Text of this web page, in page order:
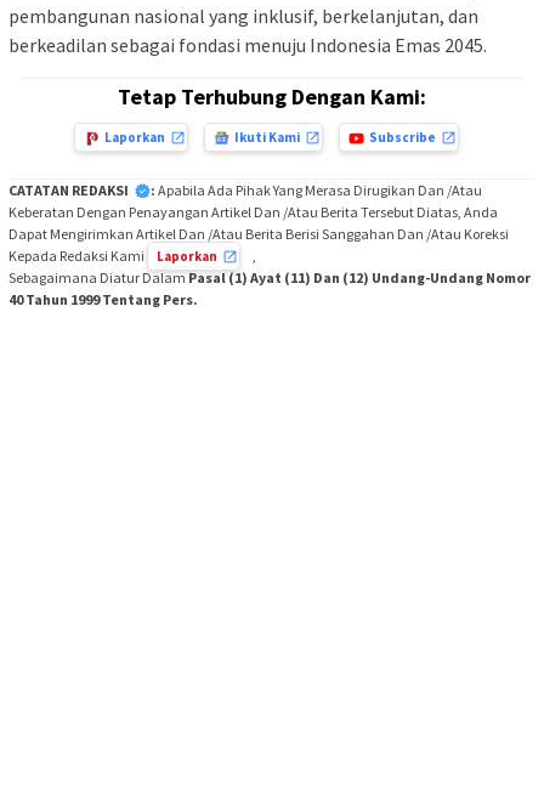
pembangunan nasional yang inklusif, berkelanjutan, dan
berkeadilan sebagai fondasi menuju Indonesia Emas 2045.
Tetap Terhubung Dengan Kami:
Laporkan Ikuti Kami Subscribe
CATATAN REDAKSI : Apabila Ada Pihak Yang Merasa Dirugikan Dan /Atau
Keberatan Dengan Penayangan Artikel Dan /Atau Berita Tersebut Diatas, Anda
Dapat Mengirimkan Artikel Dan /Atau Berita Berisi Sanggahan Dan /Atau Koreksi
Kepada Redaksi Kami
Laporkan
Sebagaimana Diatur DalamPasal (1) Ayat (11) Dan (12) Undang-Undang Nomor
40 Tahun 1999 Tentang Pers.